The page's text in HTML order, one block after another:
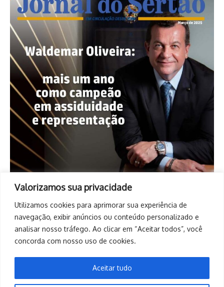
Valorizamos sua privacidade
Utilizamos cookies para aprimorar sua experiência de
navegação, exibir anúncios ou conteúdo personalizado e
analisar nosso tráfego. Ao clicar em “Aceitar todos”, você
concorda com nosso uso de cookies.
Aceitar tudo